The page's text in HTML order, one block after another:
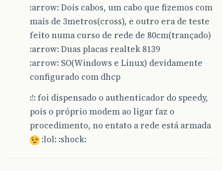
:arrow: Dois cabos, um cabo que fizemos com
mais de 3metros(cross), e outro era de teste
feito numa curso de rede de 80cm(trançado)
:arrow: Duas placas realtek 8139
:arrow: SO(Windows e Linux) devidamente
configurado com dhcp
:!: foi dispensado o authenticador do speedy,
pois o próprio modem ao ligar faz o
procedimento, no entato a rede está armada
:lol: :shock: